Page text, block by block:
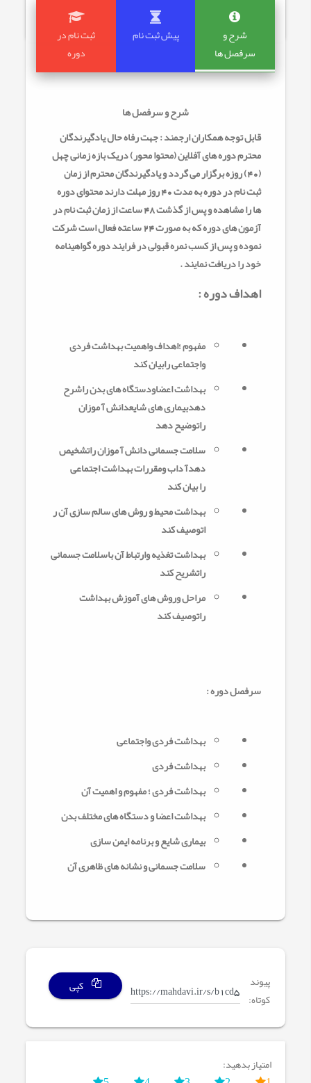
شرح و
سرفصل ها
پیش ثبت نام
ثبت نام در
دوره
شرح و سرفصل ها
قابل توجه همکاران ارجمند : جهت رفاه حال یادگیرندگان
محترم دوره های آفلاین (محتوا محور) دریک بازه زمانی چهل
(40) روزه برگزار می گردد و یادگیرندگان محترم از زمان
ثبت نام در دوره به مدت 40 روز مهلت دارند محتوای دوره
ها را مشاهده و پس از گذشت 48 ساعت از زمان ثبت نام در
آزمون های دوره که به صورت 24 ساعته فعال است شرکت
نموده و پس از کسب نمره قبولی در فرایند دوره گواهینامه
خود را دریافت نمایند .
اهداف دوره :
مفهوم ؛اهداف واهمیت بهداشت فردی
واجتماعی رابیان کند
بهداشت اعضاودستگاه های بدن راشرح
دهدبیماری های شایعدانش آ موزان
راتوضیح دهد
سلامت جسمانی دانش آ موزان راتشخیص
دهدآ داب ومقررات بهداشت اجتماعی
رابیان کند
بهداشت محیط و روش های سالم سازی آن ر
اتوصیف کند
بهداشت تغذیه وارتباط آن باسلامت جسمانی
راتشریح کند
مراحل وروش های آموزش بهداشت
راتوصیف کند
سرفصل دوره :
بهداشت فردی واجتماعی
بهداشت فردی
بهداشت فردی ؛ مفهوم و اهمیت آن
بهداشت اعضا و دستگاه های مختلف بدن
بیماری شایع و برنامه ایمن سازی
سلامت جسمانی و نشانه های ظاهری آن
پیوند
کوتاه:
کپی
امتیاز بدهید: